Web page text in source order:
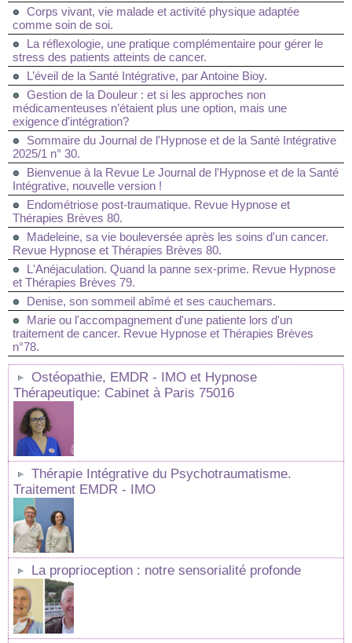
Corps vivant, vie malade et activité physique adaptée
comme soin de soi.
La réflexologie, une pratique complémentaire pour gérer le
stress des patients atteints de cancer.
L’éveil de la Santé Intégrative, par Antoine Bioy.
Gestion de la Douleur : et si les approches non
médicamenteuses n’étaient plus une option, mais une
exigence d'intégration?
Sommaire du Journal de l'Hypnose et de la Santé Intégrative
2025/1 n° 30.
Bienvenue à la Revue Le Journal de l'Hypnose et de la Santé
Intégrative, nouvelle version !
Endométriose post-traumatique. Revue Hypnose et
Thérapies Brèves 80.
Madeleine, sa vie bouleversée après les soins d'un cancer.
Revue Hypnose et Thérapies Brèves 80.
L'Anéjaculation. Quand la panne sex-prime. Revue Hypnose
et Thérapies Brèves 79.
Denise, son sommeil abîmé et ses cauchemars.
Marie ou l'accompagnement d'une patiente lors d'un
traitement de cancer. Revue Hypnose et Thérapies Brèves
n°78.
Ostéopathie, EMDR - IMO et Hypnose
Thérapeutique: Cabinet à Paris 75016
Thérapie Intégrative du Psychotraumatisme.
Traitement EMDR - IMO
La proprioception : notre sensorialité profonde